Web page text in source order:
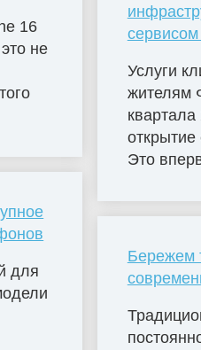
16
не
для
Услуги
жителям
Это
Бережем